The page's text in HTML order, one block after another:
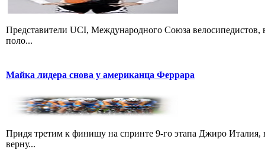
Представители UCI, Международного Союза
поло...
Майка лидера снова у американца Феррара
Придя третим к финишу на спринте 9-го этапа Джиро
верну...